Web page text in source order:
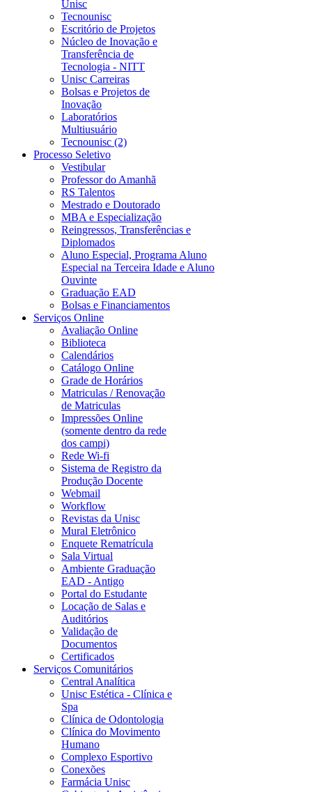
Unisc
Tecnounisc
Escritório de Projetos
Núcleo de Inovação e
Transferência de
Tecnologia - NITT
Unisc Carreiras
Bolsas e Projetos de
Inovação
Laboratórios
Multiusuário
Tecnounisc (2)
Processo Seletivo
Vestibular
Professor do Amanhã
RS Talentos
Mestrado e Doutorado
MBA e Especialização
Reingressos, Transferências e
Diplomados
Aluno Especial, Programa Aluno
Especial na Terceira Idade e Aluno
Ouvinte
Graduação EAD
Bolsas e Financiamentos
Serviços Online
Avaliação Online
Biblioteca
Calendários
Catálogo Online
Grade de Horários
Matriculas / Renovação
de Matriculas
Impressões Online
(somente dentro da rede
dos campi)
Rede Wi-fi
Sistema de Registro da
Produção Docente
Webmail
Workflow
Revistas da Unisc
Mural Eletrônico
Enquete Rematrícula
Sala Virtual
Ambiente Graduação
EAD - Antigo
Portal do Estudante
Locação de Salas e
Auditórios
Validação de
Documentos
Certificados
Serviços Comunitários
Central Analítica
Unisc Estética - Clínica e
Spa
Clínica de Odontologia
Clínica do Movimento
Humano
Complexo Esportivo
Conexões
Farmácia Unisc